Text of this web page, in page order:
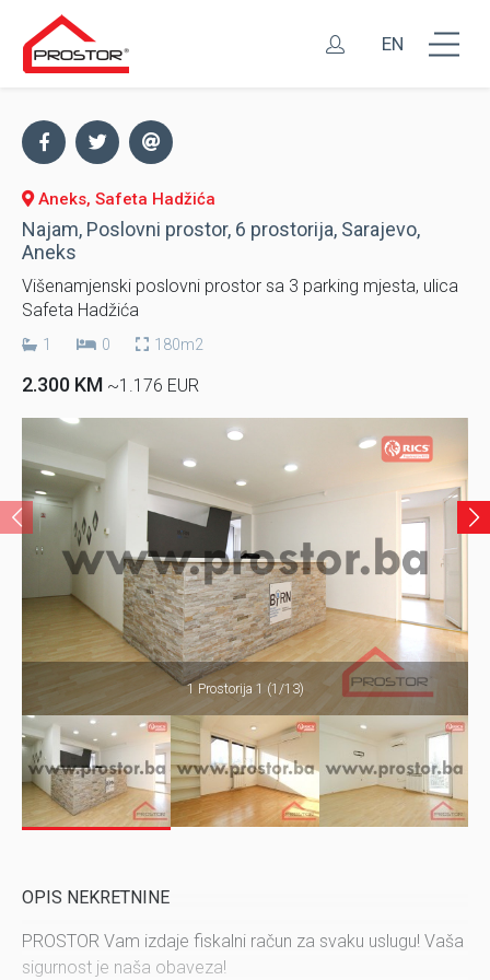
EN
Aneks, Safeta Hadžića
Najam, Poslovni prostor, 6 prostorija, Sarajevo,
Aneks
Višenamjenski poslovni prostor sa 3 parking mjesta, ulica
Safeta Hadžića
1 0 180m2
2.300 KM ~1.176 EUR
1 Prostorija 1 (1/13)
OPIS NEKRETNINE
PROSTOR Vam izdaje fiskalni račun za svaku uslugu! Vaša
sigurnost je naša obaveza!